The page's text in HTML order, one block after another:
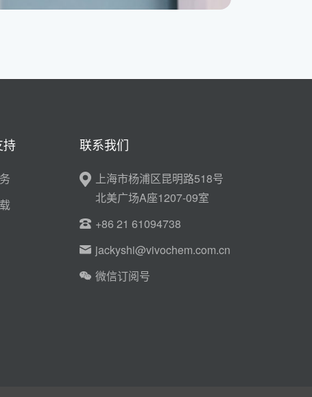
持 联系我们
上海市杨浦区昆明路518号
北美广场A座1207-09室
+86 21 61094738
jackyshi@vivochem.com.cn
微信订阅号